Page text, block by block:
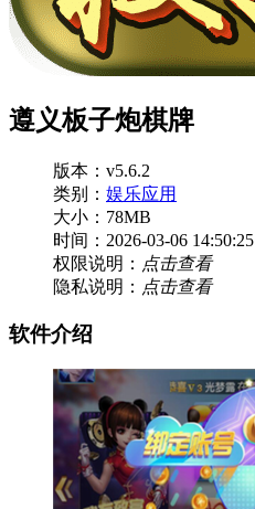
遵义板子炮棋牌
版本：v5.6.2
类别： 娱乐应用
大小：78MB
时间：2026-03-06 14:50:25
权限说明： 点击查看
隐私说明： 点击查看
软件介绍